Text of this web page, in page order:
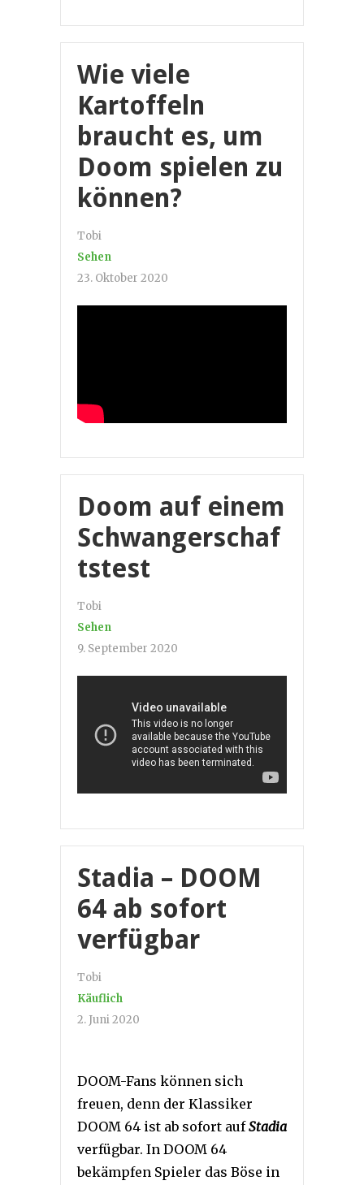
Wie viele
Kartoffeln
braucht es, um
Doom spielen zu
können?
Tobi
Sehen
23. Oktober 2020
Doom auf einem
Schwangerschaf
tstest
Tobi
Sehen
9. September 2020
Stadia – DOOM
64 ab sofort
verfügbar
Tobi
Käuflich
2. Juni 2020
DOOM-Fans können sich
freuen, denn der Klassiker
DOOM 64 ist ab sofort aufStadia
verfügbar. In DOOM 64
bekämpfen Spieler das Böse in